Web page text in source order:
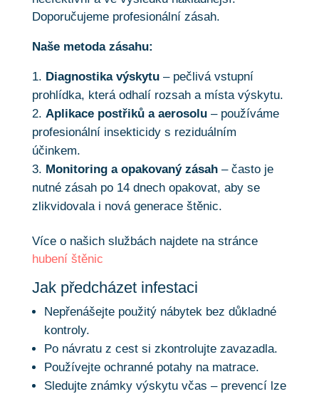
Doporučujeme profesionální zásah.
Naše metoda zásahu:
Diagnostika výskytu– pečlivá vstupní
prohlídka, která odhalí rozsah a místa výskytu.
Aplikace postřiků a aerosolu– používáme
profesionální insekticidy s reziduálním
účinkem.
Monitoring a opakovaný zásah– často je
nutné zásah po 14 dnech opakovat, aby se
zlikvidovala i nová generace štěnic.
Více o našich službách najdete na stránce
hubení štěnic
Jak předcházet infestaci
Nepřenášejte použitý nábytek bez důkladné
kontroly.
Po návratu z cest si zkontrolujte zavazadla.
Používejte ochranné potahy na matrace.
Sledujte známky výskytu včas – prevencí lze